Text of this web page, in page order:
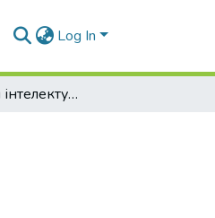
Log In
Проектування інтелектуальної системи керування тяговими електроприводами